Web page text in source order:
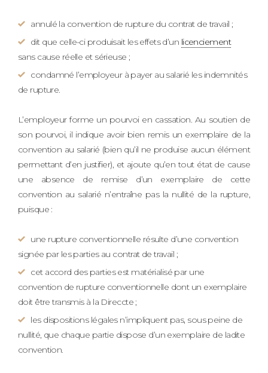
annulé la convention de rupture du contrat de travail ;
dit que celle-ci produisait les effets d’un licenciement
sans cause réelle et sérieuse ;
condamné l’employeur à payer au salarié les indemnités
de rupture.
L’employeur forme un pourvoi en cassation. Au soutien de
son pourvoi, il indique avoir bien remis un exemplaire de la
convention au salarié (bien qu’il ne produise aucun élément
permettant d’en justifier), et ajoute qu’en tout état de cause
une absence de remise d’un exemplaire de cette
convention au salarié n’entraîne pas la nullité de la rupture,
puisque :
une rupture conventionnelle résulte d’une convention
signée par les parties au contrat de travail ;
cet accord des parties est matérialisé par une
convention de rupture conventionnelle dont un exemplaire
doit être transmis à la Direccte ;
les dispositions légales n’impliquent pas, sous peine de
nullité, que chaque partie dispose d’un exemplaire de ladite
convention.